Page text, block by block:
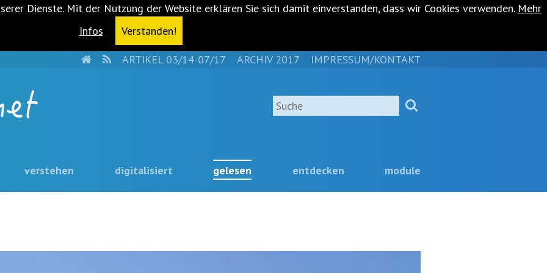
Dienste. Mit der Nutzung der Website erklären Sie sich damit einverstanden, dass wir Cookies verwenden. Mehr
Infos
Verstanden!
HOMERSSARTIKEL 03/14-07/17 ARCHIV 2017 IMPRESSUM/KONTAKT
Suche
verstehen digitalisiert gelesen entdecken module